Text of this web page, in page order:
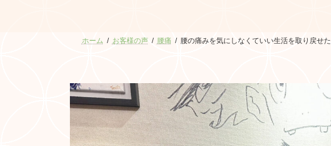
ホーム お客様の声 腰痛 腰の痛みを気にしなくていい生活を取り戻せた